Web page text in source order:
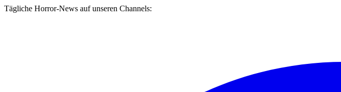
Tägliche Horror-News auf unseren Channels: